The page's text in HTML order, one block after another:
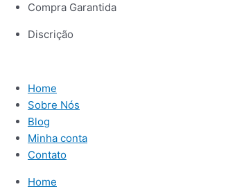
Compra Garantida
Discrição
Home
Sobre Nós
Blog
Minha conta
Contato
Home